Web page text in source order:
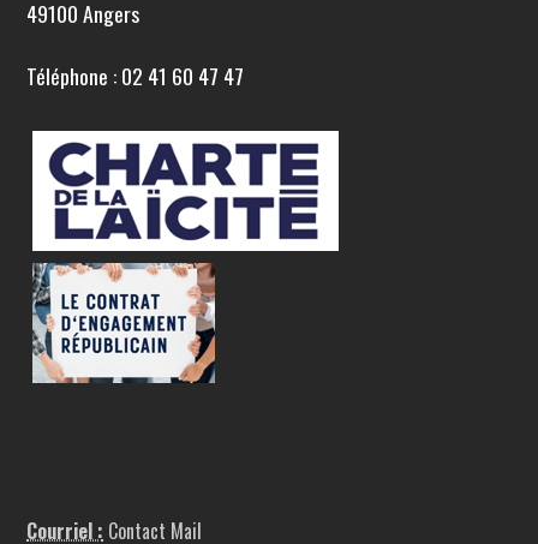
49100 Angers
Téléphone : 02 41 60 47 47
Courriel : Contact Mail